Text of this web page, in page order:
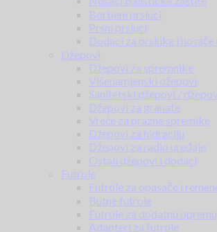
Borbeni prsluci
Prsni prsluci
Dodaci za prsluke i nosače
Džepovi
Džepovi za spremnike
Višenamjenski džepovi
Sanitetski džepovi /
Džepovi za granate
Vreće za prazne spremike
Džepovi za hidraciju
Džepovi za radio uređaje
Ostali džepovi i dodaci
Futrole
Futrole za opasače i
Butne futrole
Futrole za dodatnu opremu
Adapteri za futrole